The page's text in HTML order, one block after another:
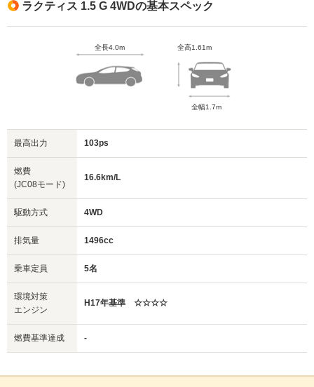
ラクティス 1.5 G 4WDの基本スペック
全長4.0m 全高1.61m
全幅1.7m
最高出力 103ps
燃費
(JC08モード)
16.6km/L
駆動方式 4WD
排気量 1496cc
乗車定員 5名
環境対策
エンジン
H17年基準 ☆☆☆☆
燃費基準達成 -